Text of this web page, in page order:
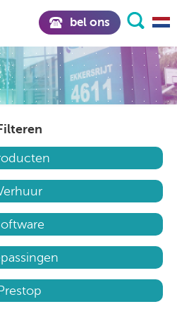
bel ons
Prestop